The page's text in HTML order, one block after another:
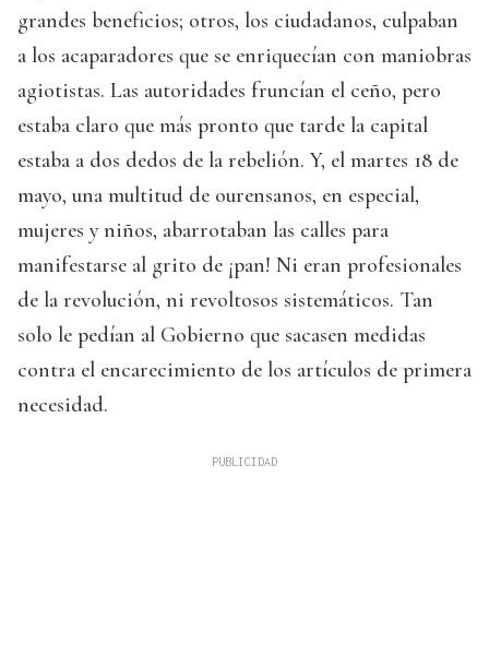
grandes beneficios; otros, los ciudadanos, culpaban
a los acaparadores que se enriquecían con maniobras
agiotistas. Las autoridades fruncían el ceño, pero
estaba claro que más pronto que tarde la capital
estaba a dos dedos de la rebelión. Y, el martes 18 de
mayo, una multitud de ourensanos, en especial,
mujeres y niños, abarrotaban las calles para
manifestarse al grito de ¡pan! Ni eran profesionales
de la revolución, ni revoltosos sistemáticos. Tan
solo le pedían al Gobierno que sacasen medidas
contra el encarecimiento de los artículos de primera
necesidad.